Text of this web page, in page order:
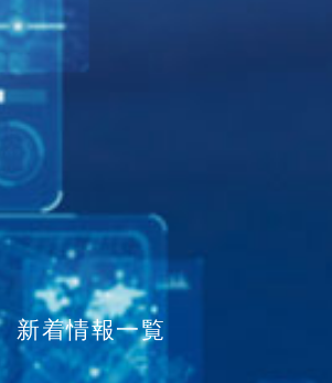
新着情報一覧